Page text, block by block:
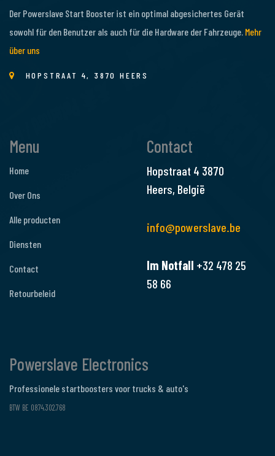
Der Powerslave Start Booster ist ein optimal abgesichertes Gerät
sowohl für den Benutzer als auch für die Hardware der Fahrzeuge. Mehr
über uns
HOPSTRAAT 4, 3870 HEERS
Menu
Home
Over Ons
Alle producten
Diensten
Contact
Retourbeleid
Contact
Hopstraat 4 3870
Heers, België
info@powerslave.be
Im Notfall +32 478 25
58 66
Powerslave Electronics
Professionele startboosters voor trucks & auto's
BTW BE 0874.302.768